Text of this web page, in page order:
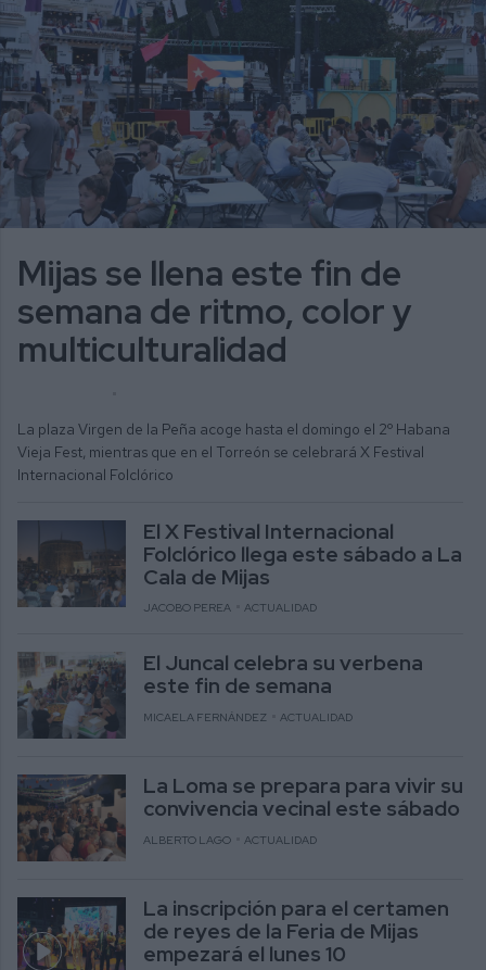
Mijas se llena este fin de
semana de ritmo, color y
multiculturalidad
La plaza Virgen de la Peña acoge hasta el domingo el 2º Habana
Vieja Fest, mientras que en el Torreón se celebrará X Festival
Internacional Folclórico
El X Festival Internacional
Folclórico llega este sábado a La
Cala de Mijas
JACOBO PEREA ACTUALIDAD
El Juncal celebra su verbena
este fin de semana
MICAELA FERNÁNDEZ ACTUALIDAD
La Loma se prepara para vivir su
convivencia vecinal este sábado
ALBERTO LAGO ACTUALIDAD
La inscripción para el certamen
de reyes de la Feria de Mijas
empezará el lunes 10